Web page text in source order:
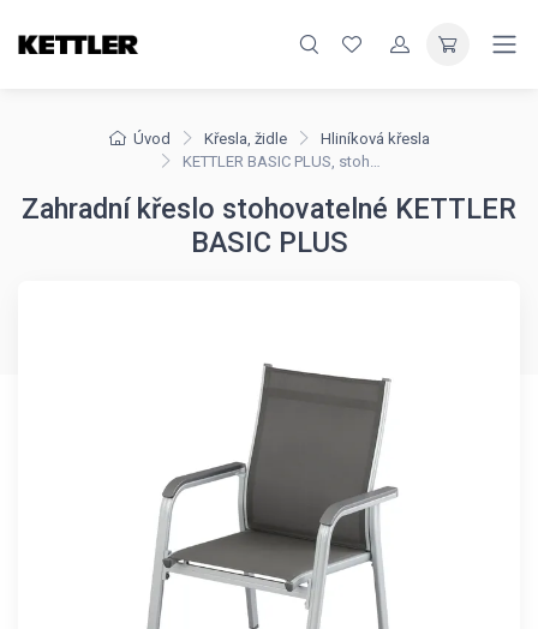
Úvod Křesla, židle
Hliníková křesla
KETTLER BASIC PLUS, stohovatelné křeslo
Zahradní křeslo stohovatelné KETTLER
BASIC PLUS